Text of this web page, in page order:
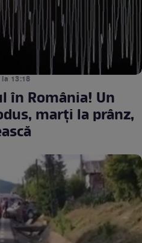
13:18
în România! Un
marţi la prânz,